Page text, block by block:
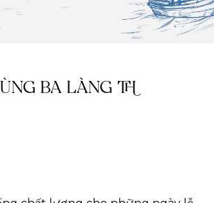
BA LÀNG TH